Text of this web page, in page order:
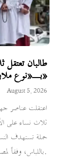
طالبان
بـ«نوع ملابسهن»
August 5, 2026
اعتقلت عناصر
ثلاث نساء على
حملة تستهدف
باللباس، وفقاً لمصادر محلية.